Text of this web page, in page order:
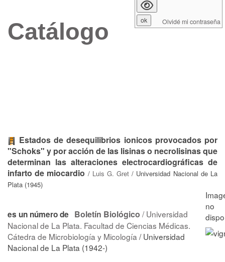
Catálogo
Estados de desequilibrios ionicos provocados por
"Schoks" y por acción de las lisinas o necrolisinas que
determinan las alteraciones electrocardiográficas de
infarto de miocardio / Luis G. Gret / Universidad Nacional de La
Plata (1945)
es un número de Boletín Biológico /Universidad
Nacional de La Plata. Facultad de Ciencias Médicas.
Cátedra de Microbiología y Micología / Universidad
Nacional de La Plata (1942-)
Olvidé mi contraseña